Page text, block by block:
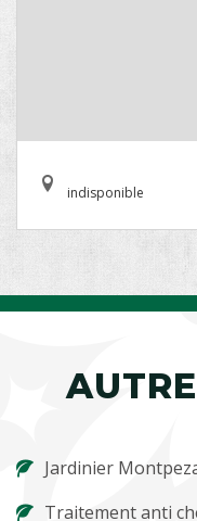
indisponible
Jardinier
Traitement anti